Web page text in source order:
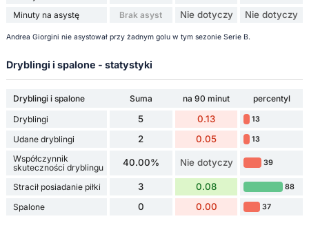
Minuty na asystę Brak asyst Nie dotyczy Nie dotyczy
Andrea Giorgini nie asystował przy żadnym golu w tym sezonie Serie B.
Dryblingi i spalone - statystyki
Dryblingi i spalone Suma na 90 minut
percentyl
Dryblingi
5 0.13 13
Udane dryblingi 2 0.05 13
Współczynnik
skuteczności dryblingu
40.00% Nie dotyczy 39
Stracił posiadanie piłki 3 0.08 88
Spalone 0 0.00 37